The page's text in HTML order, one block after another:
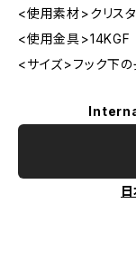
<使用素材>クリス
<使用金具>14KGF
<サイズ>フック下